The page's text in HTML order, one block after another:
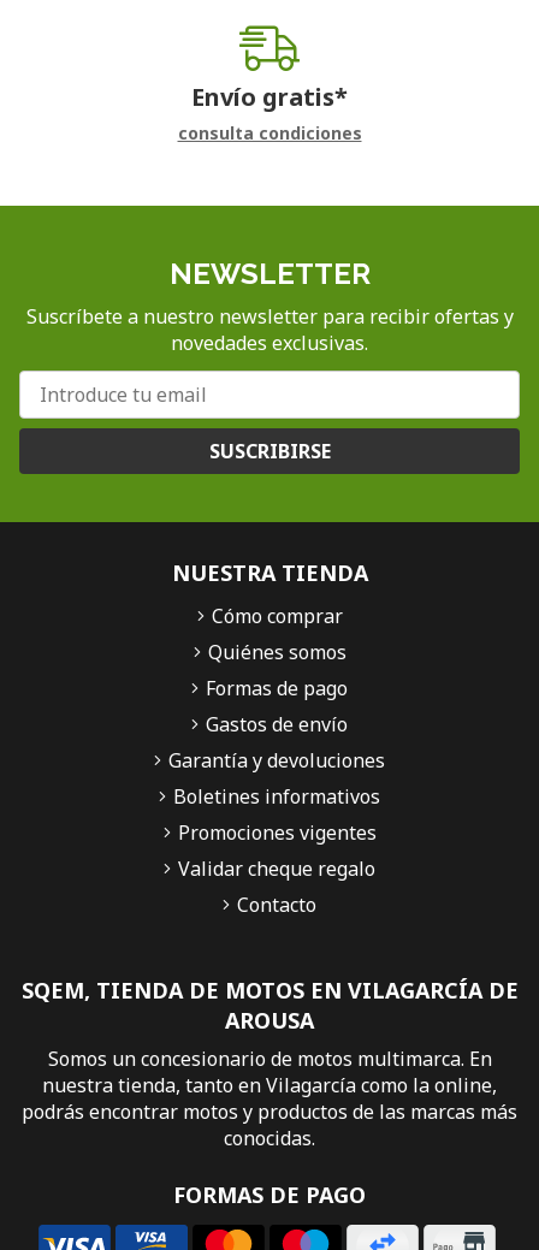
Envío gratis*
consulta condiciones
NEWSLETTER
Suscríbete a nuestro newsletter para recibir ofertas y
novedades exclusivas.
SUSCRIBIRSE
SQEM, TIENDA DE MOTOS EN VILAGARCÍA DE
AROUSA
Somos un concesionario de motos multimarca. En
nuestra tienda, tanto en Vilagarcía como la online,
podrás encontrar motos y productos de las marcas más
conocidas.
FORMAS DE PAGO
NUESTRA TIENDA
Cómo comprar
Quiénes somos
Formas de pago
Gastos de envío
Garantía y devoluciones
Boletines informativos
Promociones vigentes
Validar cheque regalo
Contacto